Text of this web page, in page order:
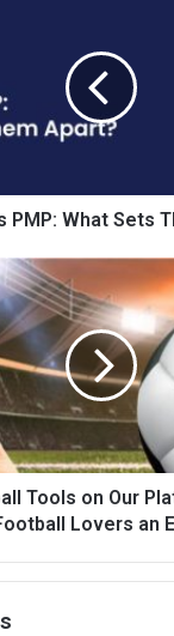
PMP: What Sets
Tools on Our
Lovers an